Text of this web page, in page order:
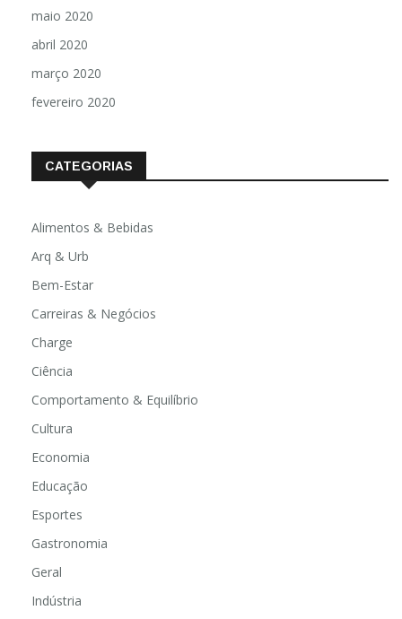
maio 2020
abril 2020
março 2020
fevereiro 2020
CATEGORIAS
Alimentos & Bebidas
Arq & Urb
Bem-Estar
Carreiras & Negócios
Charge
Ciência
Comportamento & Equilíbrio
Cultura
Economia
Educação
Esportes
Gastronomia
Geral
Indústria